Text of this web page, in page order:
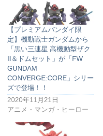
【プレミアムバンダイ限
定】機動戦士ガンダムから
「黒い三連星 高機動型ザク
II＆ドムセット」が「FW
GUNDAM
CONVERGE:CORE」シリー
ズで登場！！
2020年11月21日
アニメ・マンガ・ヒーロー